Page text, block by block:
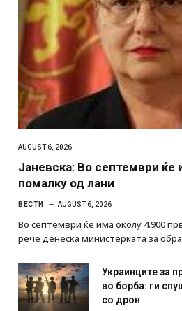
AUGUST 6, 2026
Јаневска: Во септември
помалку од лани
ВЕСТИ AUGUST 6, 2026
Во септември ќе има околу 4.900
рече денеска министерката за
Украинците за
во борба: ги
со дрон